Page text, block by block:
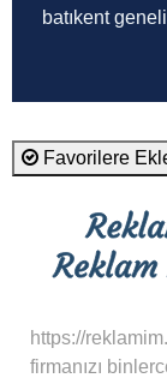
batıkent
Favorilere
https://
firmanızı